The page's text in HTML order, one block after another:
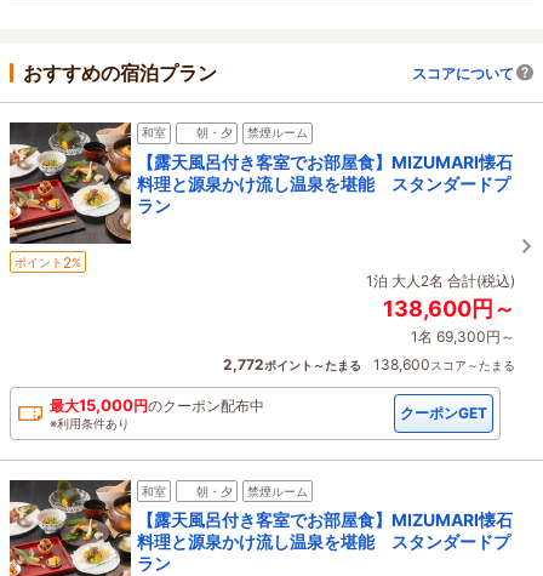
おすすめの宿泊プラン スコアについて
和室 朝・夕 禁煙ルーム
【露天風呂付き客室でお部屋食】MIZUMARI懐石
料理と源泉かけ流し温泉を堪能 スタンダードプ
ラン
ポイント 2%
1泊 大人2名 合計(税込)
138,600円～
1名 69,300円～
2,772ポイント～たまる 138,600スコア～たまる
最大15,000円のクーポン配布中
※利用条件あり
クーポンGET
和室 朝・夕 禁煙ルーム
【露天風呂付き客室でお部屋食】MIZUMARI懐石
料理と源泉かけ流し温泉を堪能 スタンダードプ
ラン